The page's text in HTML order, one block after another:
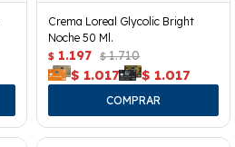
Crema Loreal Glycolic Bright
Noche 50 Ml.
$ 1.197 $ 1.710
$ 1.017 $ 1.017